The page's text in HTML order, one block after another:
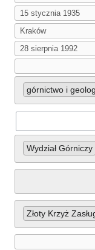
górnictwo i
Wydział Górniczy
Złoty Krzyż